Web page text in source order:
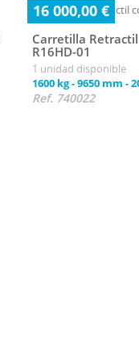
16 000,00 €
Carretilla
R16HD-01
1 unidad disponible
1600 kg-9650 mm -
Ref. 740022